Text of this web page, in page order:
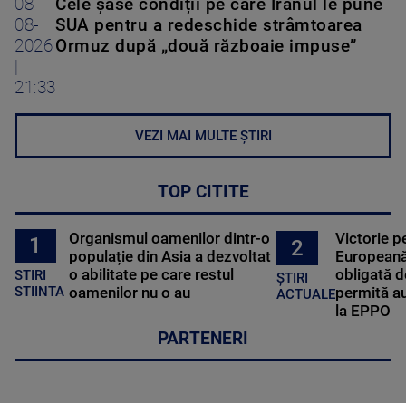
08-
08-
2026
21:33
Cele șase condiții pe care Iranul le pune
SUA pentru a redeschide strâmtoarea
Ormuz după „două războaie impuse”
VEZI MAI MULTE ȘTIRI
TOP CITITE
1
STIRI
STIINTA
Organismul oamenilor dintr-o
populație din Asia a dezvoltat
o abilitate pe care restul
oamenilor nu o au
2
ȘTIRI
ACTUALE
Victorie
obligată
permită
la EPPO
PARTENERI